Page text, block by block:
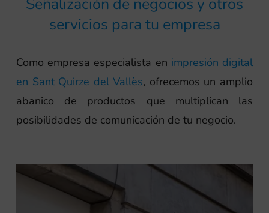
Señalización de negocios y otros
servicios para tu empresa
Como empresa especialista en impresión digital
en Sant Quirze del Vallès, ofrecemos un amplio
abanico de productos que multiplican las
posibilidades de comunicación de tu negocio.